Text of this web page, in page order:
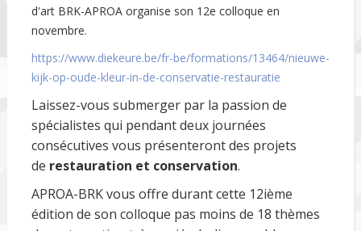
d'art BRK-APROA organise son 12e colloque en
novembre.
https://www.diekeure.be/fr-be/formations/13464/nieuwe-
kijk-op-oude-kleur-in-de-conservatie-restauratie
Laissez-vous submerger par la passion de
spécialistes qui pendant deux journées
consécutives vous présenteront des projets
de restauration et conservation.
APROA-BRK vous offre durant cette 12ième
édition de son colloque pas moins de 18 thèmes